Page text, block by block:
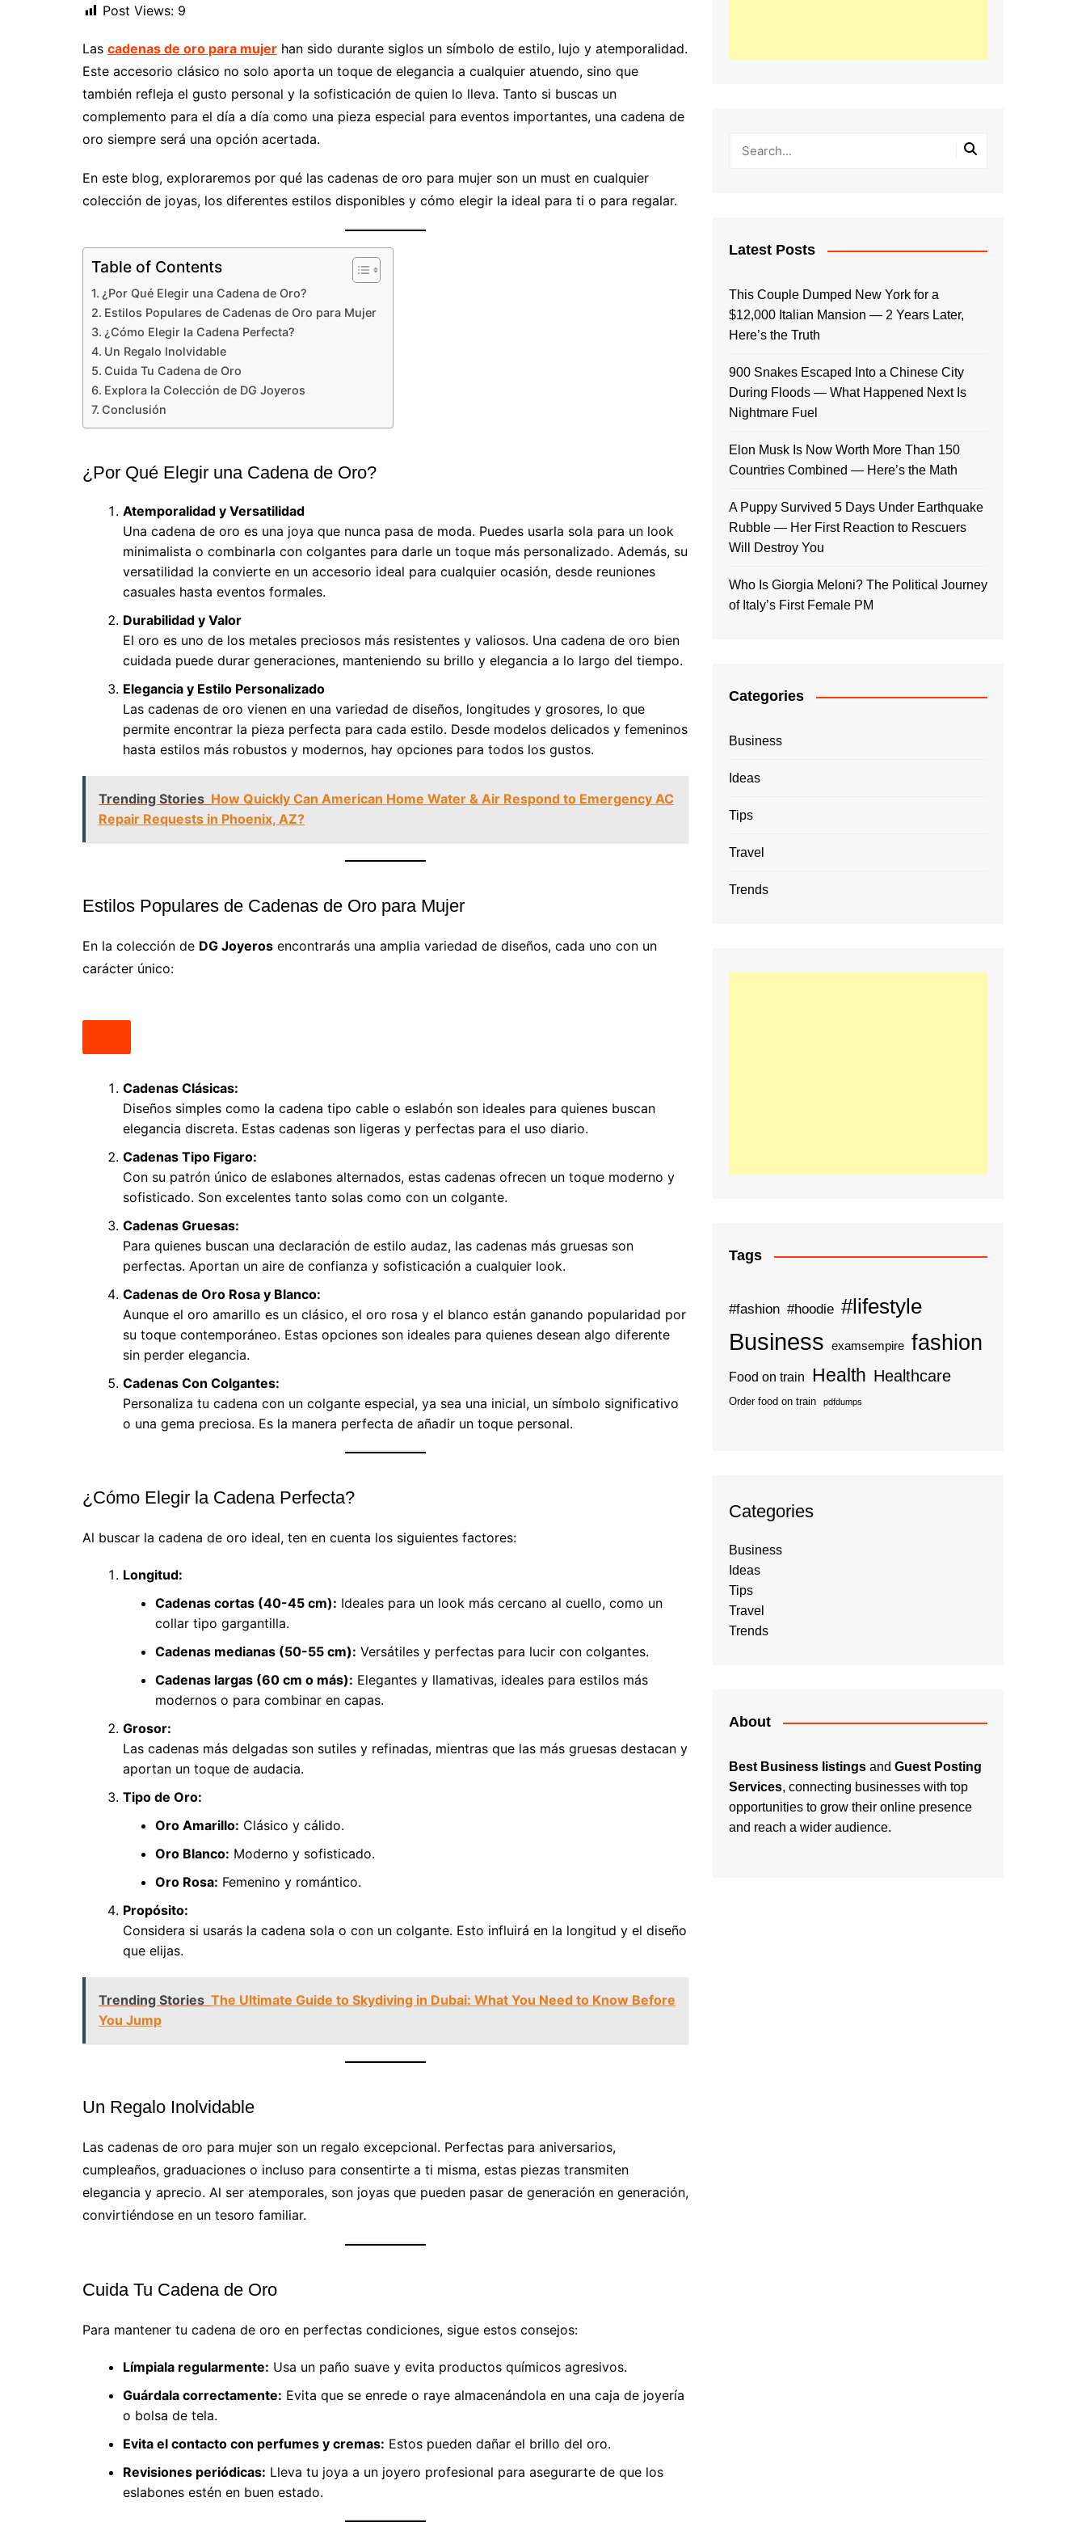
Post Views: 9
Las cadenas de oro para mujer han sido durante siglos un símbolo de estilo, lujo y atemporalidad.
Este accesorio clásico no solo aporta un toque de elegancia a cualquier atuendo, sino que
también refleja el gusto personal y la sofisticación de quien lo lleva. Tanto si buscas un
complemento para el día a día como una pieza especial para eventos importantes, una cadena de
oro siempre será una opción acertada.
En este blog, exploraremos por qué las cadenas de oro para mujer son un must en cualquier
colección de joyas, los diferentes estilos disponibles y cómo elegir la ideal para ti o para regalar.
Table of Contents
¿Por Qué Elegir una Cadena de Oro?
Estilos Populares de Cadenas de Oro para Mujer
¿Cómo Elegir la Cadena Perfecta?
Un Regalo Inolvidable
Cuida Tu Cadena de Oro
Explora la Colección de DG Joyeros
Conclusión
¿Por Qué Elegir una Cadena de Oro?
Atemporalidad y Versatilidad
Una cadena de oro es una joya que nunca pasa de moda. Puedes usarla sola para un look
minimalista o combinarla con colgantes para darle un toque más personalizado. Además, su
versatilidad la convierte en un accesorio ideal para cualquier ocasión, desde reuniones
casuales hasta eventos formales.
Durabilidad y Valor
El oro es uno de los metales preciosos más resistentes y valiosos. Una cadena de oro bien
cuidada puede durar generaciones, manteniendo su brillo y elegancia a lo largo del tiempo.
Elegancia y Estilo Personalizado
Las cadenas de oro vienen en una variedad de diseños, longitudes y grosores, lo que
permite encontrar la pieza perfecta para cada estilo. Desde modelos delicados y femeninos
hasta estilos más robustos y modernos, hay opciones para todos los gustos.
Trending Stories How Quickly Can American Home Water & Air Respond to Emergency AC
Repair Requests in Phoenix, AZ?
Estilos Populares de Cadenas de Oro para Mujer
En la colección de DG Joyeros encontrarás una amplia variedad de diseños, cada uno con un
carácter único:
Cadenas Clásicas:
Diseños simples como la cadena tipo cable o eslabón son ideales para quienes buscan
elegancia discreta. Estas cadenas son ligeras y perfectas para el uso diario.
Cadenas Tipo Figaro:
Con su patrón único de eslabones alternados, estas cadenas ofrecen un toque moderno y
sofisticado. Son excelentes tanto solas como con un colgante.
Cadenas Gruesas:
Para quienes buscan una declaración de estilo audaz, las cadenas más gruesas son
perfectas. Aportan un aire de confianza y sofisticación a cualquier look.
Cadenas de Oro Rosa y Blanco:
Aunque el oro amarillo es un clásico, el oro rosa y el blanco están ganando popularidad por
su toque contemporáneo. Estas opciones son ideales para quienes desean algo diferente
sin perder elegancia.
Cadenas Con Colgantes:
Personaliza tu cadena con un colgante especial, ya sea una inicial, un símbolo significativo
o una gema preciosa. Es la manera perfecta de añadir un toque personal.
¿Cómo Elegir la Cadena Perfecta?
Al buscar la cadena de oro ideal, ten en cuenta los siguientes factores:
Longitud:
Cadenas cortas (40-45 cm): Ideales para un look más cercano al cuello, como un
collar tipo gargantilla.
Cadenas medianas (50-55 cm): Versátiles y perfectas para lucir con colgantes.
Cadenas largas (60 cm o más): Elegantes y llamativas, ideales para estilos más
modernos o para combinar en capas.
Grosor:
Las cadenas más delgadas son sutiles y refinadas, mientras que las más gruesas destacan y
aportan un toque de audacia.
Tipo de Oro:
Oro Amarillo: Clásico y cálido.
Oro Blanco: Moderno y sofisticado.
Oro Rosa: Femenino y romántico.
Propósito:
Considera si usarás la cadena sola o con un colgante. Esto influirá en la longitud y el diseño
que elijas.
Trending Stories The Ultimate Guide to Skydiving in Dubai: What You Need to Know Before
You Jump
Un Regalo Inolvidable
Las cadenas de oro para mujer son un regalo excepcional. Perfectas para aniversarios,
cumpleaños, graduaciones o incluso para consentirte a ti misma, estas piezas transmiten
elegancia y aprecio. Al ser atemporales, son joyas que pueden pasar de generación en generación,
convirtiéndose en un tesoro familiar.
Cuida Tu Cadena de Oro
Para mantener tu cadena de oro en perfectas condiciones, sigue estos consejos:
Límpiala regularmente: Usa un paño suave y evita productos químicos agresivos.
Guárdala correctamente: Evita que se enrede o raye almacenándola en una caja de joyería
o bolsa de tela.
Evita el contacto con perfumes y cremas: Estos pueden dañar el brillo del oro.
Revisiones periódicas: Lleva tu joya a un joyero profesional para asegurarte de que los
eslabones estén en buen estado.
Latest Posts
This Couple Dumped New York for a
$12,000 Italian Mansion — 2 Years Later,
Here’s the Truth
900 Snakes Escaped Into a Chinese City
During Floods — What Happened Next Is
Nightmare Fuel
Elon Musk Is Now Worth More Than 150
Countries Combined — Here’s the Math
A Puppy Survived 5 Days Under Earthquake
Rubble — Her First Reaction to Rescuers
Will Destroy You
Who Is Giorgia Meloni? The Political Journey
of Italy’s First Female PM
Categories
Business
Ideas
Tips
Travel
Trends
Tags
#fashion #hoodie #lifestyle
Business examsempire fashion
Food on train Health Healthcare
Order food on train pdfdumps
Categories
Business
Ideas
Tips
Travel
Trends
About
Best Business listings and Guest Posting
Services, connecting businesses with top
opportunities to grow their online presence
and reach a wider audience.